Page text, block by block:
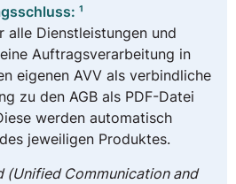
¹
alle Dienstleistungen und
Auftragsverarbeitung in
eigenen AVV als verbindliche
zu den AGB als PDF-Datei
werden automatisch
jeweiligen Produktes.
(Unified Communication and